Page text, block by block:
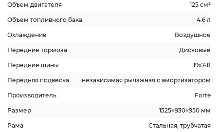
Объем двигателя 125 см³
Объем топливного бака 4.6 л
Охлаждение Воздушное
Передние тормоза Дисковые
Передние шины 19х7-8
Передняя подвеска независимая рычажная с амортизатором
Производитель Forte
Размер 1525×930×950 мм
Рама Стальная, трубчатая